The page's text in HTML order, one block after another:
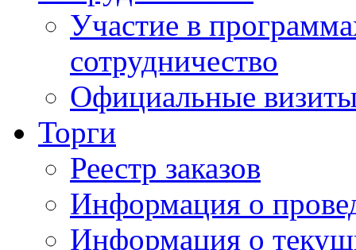
Участие в
сотрудничество
Официальные
Торги
Реестр заказов
Информация о
Информация о